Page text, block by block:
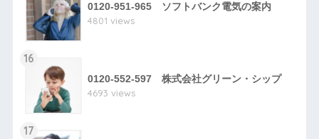
0120-951-965 ソフトバンク電気の案内
4801 views
16
0120-552-597 株式会社グリーン・シップ
4693 views
17